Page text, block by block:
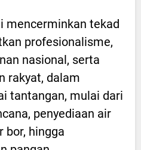
mencerminkan tekad
profesionalisme,
nasional, serta
rakyat, dalam
tantangan, mulai dari
penyediaan air
bor, hingga